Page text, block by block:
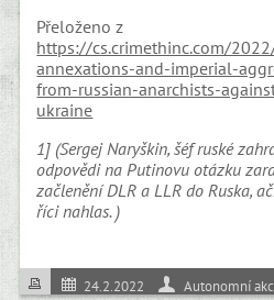
Přeloženo z
https://cs.crimethinc.com/
annexations-and-imperial-
from-russian-anarchists-
ukraine
1] (Sergej Naryškin, šéf ruské
odpovědi na Putinovu otázku
začlenění DLR a LLR do Ruska,
říci nahlas. )
24.2.2022 Autonomní